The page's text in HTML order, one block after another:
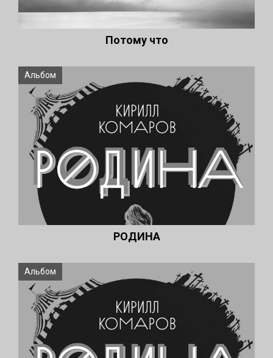
Потому что
Альбом
РОДИНА
Альбом